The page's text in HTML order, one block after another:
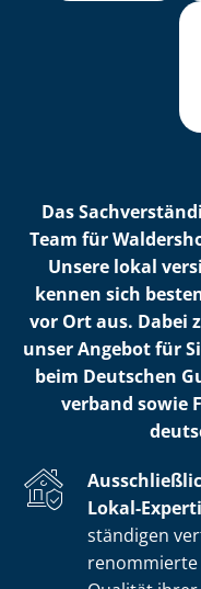
Das
Team für
Unsere lokal
kennen sich
vor Ort aus. Dabei
unser Angebot für
beim Deutschen
ver­band sowie
Lokal-
stän­di­gen
renommierte